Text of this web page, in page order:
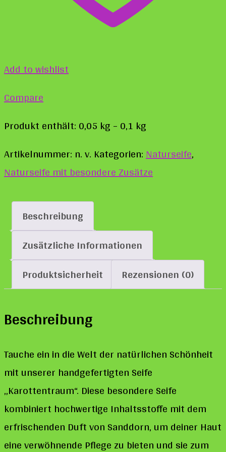
Add to wishlist
Compare
Produkt enthält: 0,05 kg– 0,1 kg
Artikelnummer: n. v. Kategorien:Naturseife,
Naturseife mit besondere Zusätze
Beschreibung
Zusätzliche Informationen
Produktsicherheit
Rezensionen (0)
Beschreibung
Tauche ein in die Welt der natürlichen Schönheit
mit unserer handgefertigten Seife
„Karottentraum“. Diese besondere Seife
kombiniert hochwertige Inhaltsstoffe mit dem
erfrischenden Duft von Sanddorn, um deiner Haut
eine verwöhnende Pflege zu bieten und sie zum